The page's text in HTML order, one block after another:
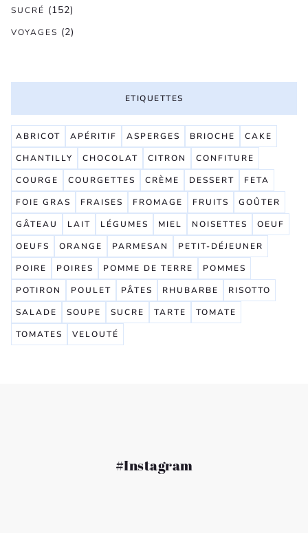
SUCRÉ (152)
VOYAGES (2)
ETIQUETTES
ABRICOT APÉRITIF ASPERGES BRIOCHE
CAKE
CHANTILLY
CHOCOLAT CITRON
CONFITURE
COURGE
COURGETTES CRÈME DESSERT
FETA
FOIE GRAS
FRAISES FROMAGE FRUITS
GOÛTER
GÂTEAU
LAIT LÉGUMES MIEL NOISETTES
OEUF
OEUFS
ORANGE PARMESAN
PETIT-DÉJEUNER
POIRE
POIRES POMME DE TERRE
POMMES
POTIRON
POULET PÂTES RHUBARBE
RISOTTO
SALADE
SOUPE SUCRE TARTE
TOMATE
TOMATES
VELOUTÉ
#Instagram